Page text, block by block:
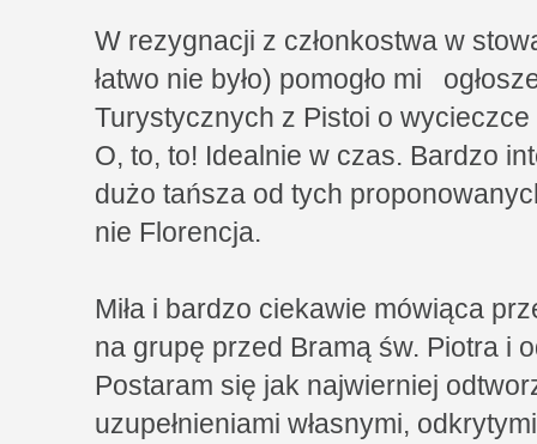
W rezygnacji z członkostwa w
łatwo nie było) pomogło mi
Turystycznych z Pistoi o
O, to, to! Idealnie w czas. Bardzo
dużo tańsza od tych
nie Florencja.
Miła i bardzo ciekawie mówiąca
na grupę przed Bramą św. Piotra i
Postaram się jak najwierniej
uzupełnieniami własnymi,